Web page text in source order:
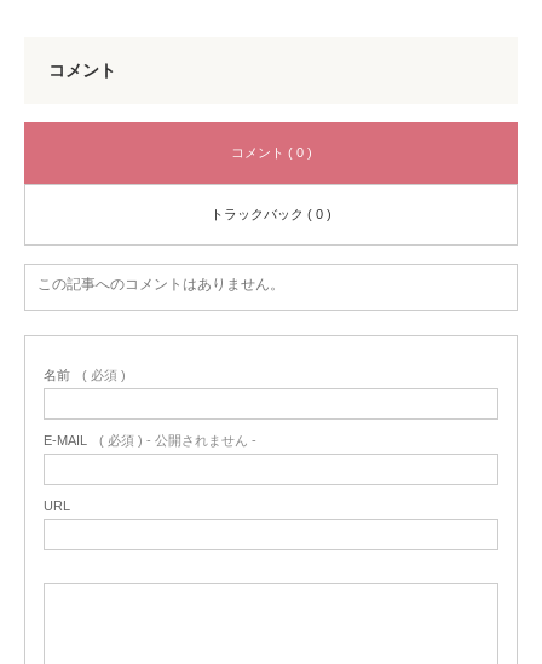
コメント
コメント ( 0 )
トラックバック ( 0 )
この記事へのコメントはありません。
名前 ( 必須 )
E-MAIL ( 必須 ) - 公開されません -
URL